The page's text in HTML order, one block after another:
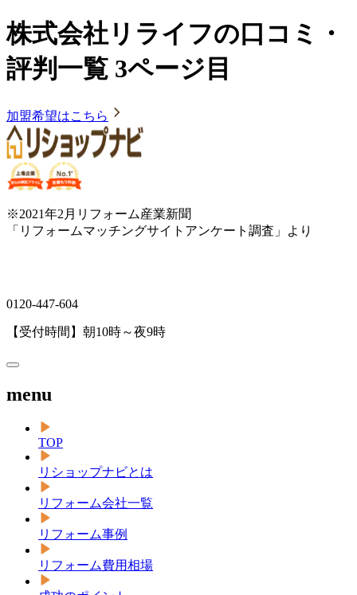
株式会社リライフの口コミ・
評判一覧 3ページ目
加盟希望はこちら
※2021年2月リフォーム産業新聞
「リフォームマッチングサイトアンケート調査」より
0120-447-604
【受付時間】朝10時～夜9時
menu
TOP
リショップナビとは
リフォーム会社一覧
リフォーム事例
リフォーム費用相場